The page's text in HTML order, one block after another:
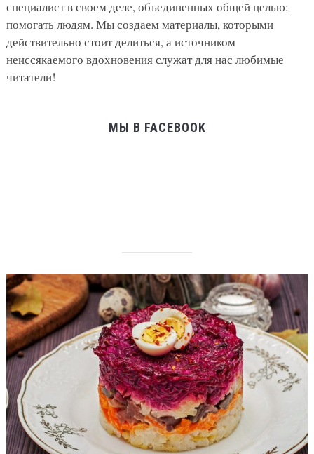
специалист в своем деле, объединенных общей целью:
помогать людям. Мы создаем материалы, которыми
действительно стоит делиться, а источником
неиссякаемого вдохновения служат для нас любимые
читатели!
МЫ В FACEBOOK